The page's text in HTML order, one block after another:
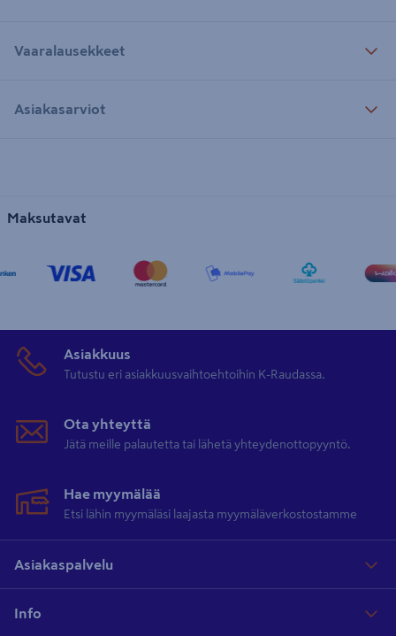
Vaaralausekkeet
Asiakasarviot
Maksutavat
Asiakkuus
Tutustu eri asiakkuusvaihtoehtoihin K-Raudassa.
Ota yhteyttä
Jätä meille palautetta tai lähetä yhteydenottopyyntö.
Hae myymälää
Etsi lähin myymäläsi laajasta myymäläverkostostamme
Asiakaspalvelu
Info